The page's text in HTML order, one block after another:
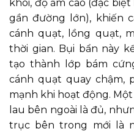
khói, độ ẩm cao (đặc
gần đường lớn), khiến
cánh quạt, lồng quạt,
thời gian. Bụi bẩn này
tạo thành lớp bám
cánh quạt quay chậm,
mạnh khi hoạt động.
lau bên ngoài là đủ,
trục bên trong mới là